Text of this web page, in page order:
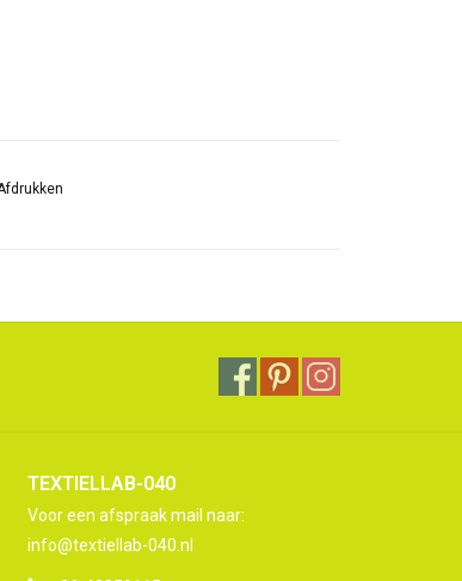
TEXTIELLAB-040
Voor een afspraak mail naar:
info@textiellab-040.nl